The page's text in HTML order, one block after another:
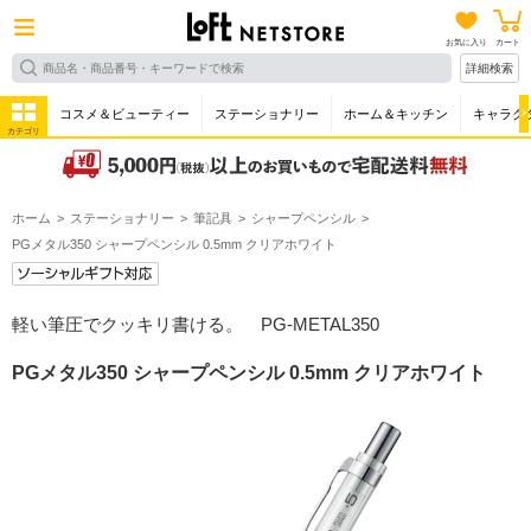
お気に入り カート
詳細検索
カテゴリ
コスメ＆ビューティー ステーショナリー ホーム＆キッチン キャラク
ホーム ステーショナリー 筆記具
シャープペンシル
PGメタル350 シャープペンシル 0.5mm クリアホワイト
軽い筆圧でクッキリ書ける。 PG-METAL350
PGメタル350 シャープペンシル 0.5mm クリアホワイト